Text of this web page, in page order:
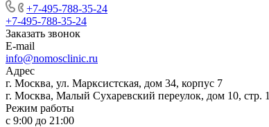
+7-495-788-35-24
+7-495-788-35-24
Заказать звонок
E-mail
info@nomosclinic.ru
Адрес
г. Москва, ул. Марксистская, дом 34, корпус 7
г. Москва, Малый Сухаревский переулок, дом 10, стр. 1
Режим работы
с 9:00 до 21:00